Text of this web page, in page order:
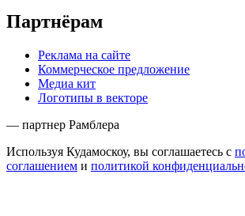
Партнёрам
Реклама на сайте
Коммерческое предложение
Медиа кит
Логотипы в векторе
— партнер Рамблера
Используя Кудамоскоу, вы соглашаетесь с
соглашением и политикой